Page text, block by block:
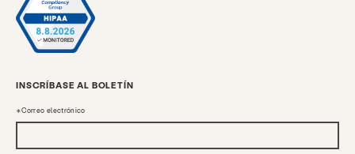
INSCRÍBASE AL BOLETÍN
Correo electrónico